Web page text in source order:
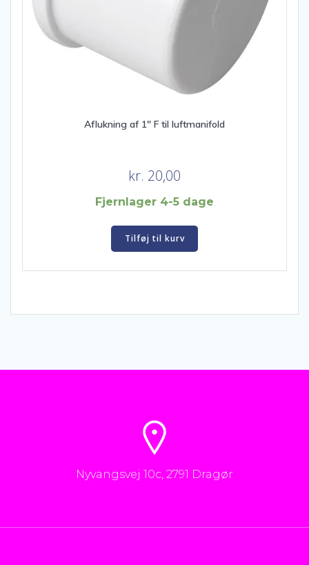
Aflukning af 1″ F til luftmanifold
kr. 20,00
Fjernlager 4-5 dage
Tilføj til kurv
Nyvangsvej 10c, 2791 Dragør